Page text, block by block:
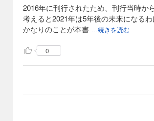
2016年に刊行されたため、刊行当時か
考えると2021年は5年後の未来になるわ
かなりのことが本書 ...続きを読む
0